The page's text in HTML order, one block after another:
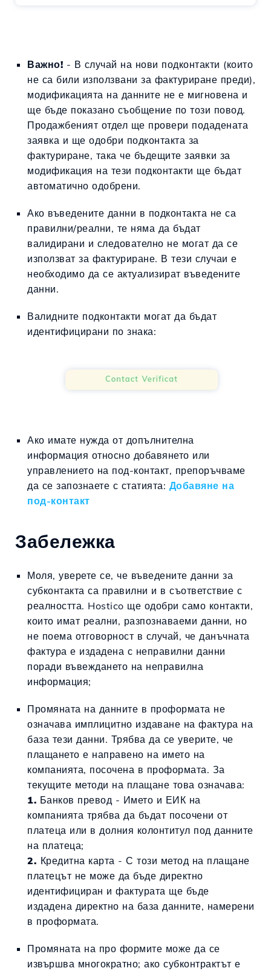
Важно! - В случай на нови подконтакти (които
не са били използвани за фактуриране преди),
модификацията на данните не е мигновена и
ще бъде показано съобщение по този повод.
Продажбеният отдел ще провери подадената
заявка и ще одобри подконтакта за
фактуриране, така че бъдещите заявки за
модификация на тези подконтакти ще бъдат
автоматично одобрени.
Ако въведените данни в подконтакта не са
правилни/реални, те няма да бъдат
валидирани и следователно не могат да се
използват за фактуриране. В тези случаи е
необходимо да се актуализират въведените
данни.
Валидните подконтакти могат да бъдат
идентифицирани по знака:
Ако имате нужда от допълнителна
информация относно добавянето или
управлението на под-контакт, препоръчваме
да се запознаете с статията: Добавяне на
под-контакт
Забележка
Моля, уверете се, че въведените данни за
субконтакта са правилни и в съответствие с
реалността. Hostico ще одобри само контакти,
които имат реални, разпознаваеми данни, но
не поема отговорност в случай, че данъчната
фактура е издадена с неправилни данни
поради въвеждането на неправилна
информация;
Промяната на данните в проформата не
означава имплицитно издаване на фактура на
база тези данни. Трябва да се уверите, че
плащането е направено на името на
компанията, посочена в проформата. За
текущите методи на плащане това означава:
1. Банков превод - Името и ЕИК на
компанията трябва да бъдат посочени от
платеца или в долния колонтитул под данните
на платеца;
2. Кредитна карта - С този метод на плащане
платецът не може да бъде директно
идентифициран и фактурата ще бъде
издадена директно на база данните, намерени
в проформата.
Промяната на про формите може да се
извършва многократно; ако субконтрактът е